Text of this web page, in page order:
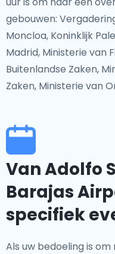
gebouwen:
Moncloa, Koninklijk
Madrid, Ministerie van
Buitenlandse Zaken,
Zaken, Ministerie van
Van Adolfo
Barajas
specifiek
Als uw bedoeling is